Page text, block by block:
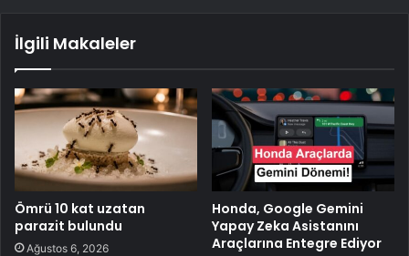
İlgili Makaleler
Ömrü 10 kat uzatan
parazit bulundu
Ağustos 6, 2026
Honda, Google Gemini
Yapay Zeka Asistanını
Araçlarına Entegre Ediyor